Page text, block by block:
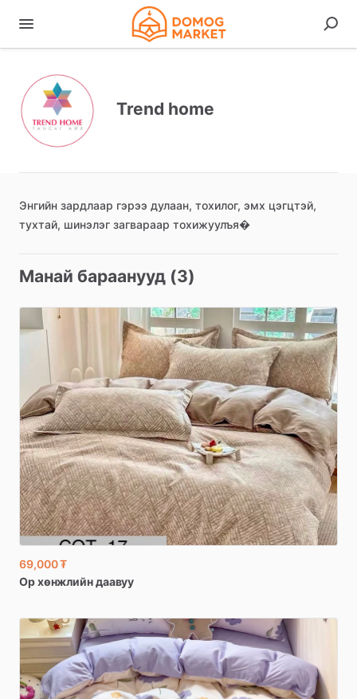
Trend home
Энгийн зардлаар гэрээ дулаан​,​ тохилог​,​ эмх цэгцтэй​,​
тухтай​,​ шинэлэг загвараар тохижуулъя�
Мaнай бараанууд (3)
69,000 ₮
Орхөнжлийндаавуу